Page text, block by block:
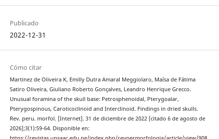
Publicado
2022-12-31
Cómo citar
Martinez de Oliveira K, Emilly Dutra Amaral Meggiolaro, Maísa de Fátima
Satiro Oliveira, Giuliano Roberto Gonçalves, Leandro Henrique Grecco.
Unusual foramina of the skull base: Petrosphenoidal, Pterygoalar,
Pterygospinous, Caroticoclinoid and Interclinoid. Findings in dried skulls.
Rev. peru. morfol. [Internet]. 31 de diciembre de 2022 [citado 6 de agosto de
2026];3(1):59-64. Disponible en: